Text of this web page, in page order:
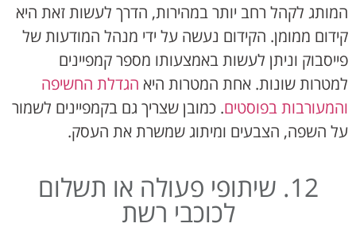
המותג לקהל רחב יותר במהירות, הדרך לעשות זאת היא
קידום ממומן. הקידום נעשה על ידי מנהל המודעות של
פייסבוק וניתן לעשות באמצעותו מספר קמפיינים
למטרות שונות. אחת המטרות היא הגדלת החשיפה
והמעורבות בפוסטים. כמובן שצריך גם בקמפיינים לשמור
על השפה, הצבעים ומיתוג שמשרת את העסק.
12. שיתופי פעולה או תשלום
לכוכבי רשת